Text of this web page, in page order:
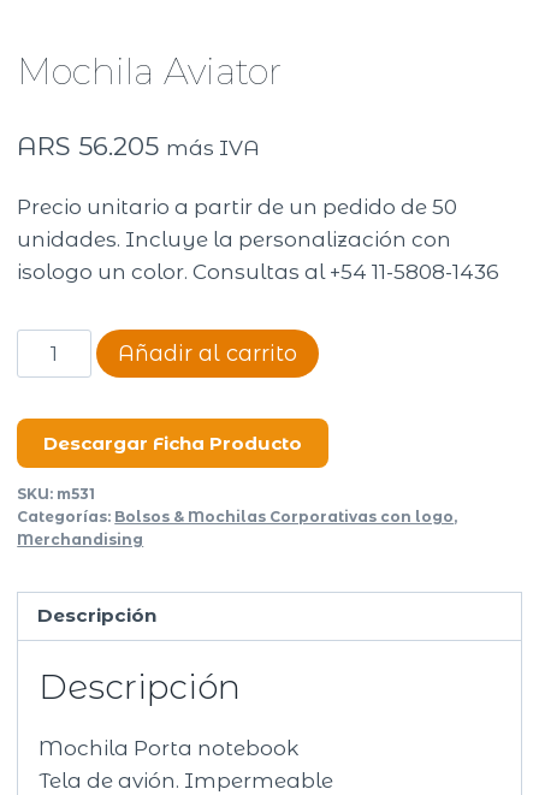
Mochila Aviator
ARS 56.205 más IVA
Precio unitario a partir de un pedido de 50
unidades. Incluye la personalización con
isologo un color. Consultas al +54 11-5808-1436
Mochila
Aviator
Añadir al carrito
Descargar Ficha Producto
SKU: m531
Categorías: Bolsos & Mochilas Corporativas con logo,
Merchandising
Descripción
Descripción
Mochila Porta notebook
Tela de avión. Impermeable